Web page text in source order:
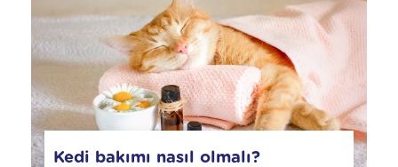
Kedi bakımı nasıl olmalı?